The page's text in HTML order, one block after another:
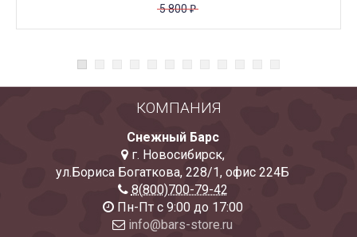
5 800₽
КОМПАНИЯ
Снежный Барс
г. Новосибирск,
ул.Бориса Богаткова, 228/1, офис 224Б
8(800)700-79-42
Пн-Пт с 9:00 до 17:00
info@bars-store.ru